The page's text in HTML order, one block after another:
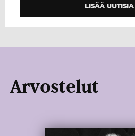
LISÄÄ
Arvostelut